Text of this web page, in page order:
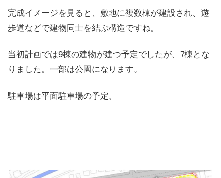
完成イメージを見ると、敷地に複数棟が建設され、遊
歩道などで建物同士を結ぶ構造ですね。
当初計画では9棟の建物が建つ予定でしたが、7棟とな
りました。一部は公園になります。
駐車場は平面駐車場の予定。